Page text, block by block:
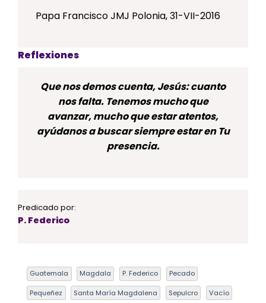
Papa Francisco JMJ Polonia, 31-VII-2016
Reflexiones
Que nos demos cuenta, Jesús: cuanto
nos falta. Tenemos mucho que
avanzar, mucho que estar atentos,
ayúdanos a buscar siempre estar en Tu
presencia.
Predicado por:
P. Federico
Guatemala Magdala P. Federico Pecado
Pequeñez Santa María Magdalena Sepulcro Vacío